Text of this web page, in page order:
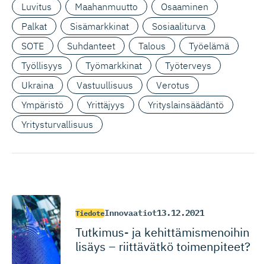
Luvitus
Maahanmuutto
Osaaminen
Palkat
Sisämarkkinat
Sosiaaliturva
SOTE
Suhdanteet Talous
Työelämä
Työllisyys
Työmarkkinat
Työterveys
Ukraina
Vastuullisuus
Verotus
Ympäristö
Yrittäjyys
Yrityslainsäädäntö
Yritysturvallisuus
TiedoteInnovaatiot13.12.2021
Tutkimus- ja kehittämis­me­noihin
lisäys – riittävätkö toimenpiteet?